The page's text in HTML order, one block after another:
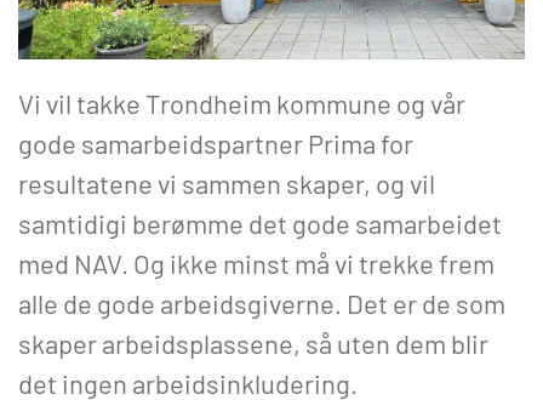
Vi vil takke Trondheim kommune og vår
gode samarbeidspartner Prima for
resultatene vi sammen skaper, og vil
samtidigi berømme det gode samarbeidet
med NAV. Og ikke minst må vi trekke frem
alle de gode arbeidsgiverne. Det er de som
skaper arbeidsplassene, så uten dem blir
det ingen arbeidsinkludering.